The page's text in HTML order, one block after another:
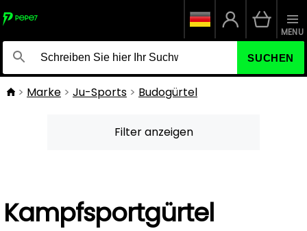
SUCHEN
MENU
Marke Ju-Sports Budogürtel
Filter anzeigen
Kampfsportgürtel